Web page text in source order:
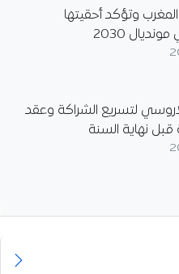
وتؤكد أحقيتها
2030
لتسريع الشراكة وعقد
قبل نهاية السنة